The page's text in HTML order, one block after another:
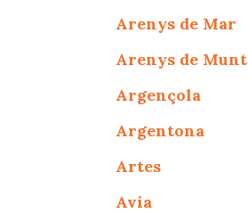
Arenys de Mar
Arenys de Munt
Argençola
Argentona
Artes
Avia